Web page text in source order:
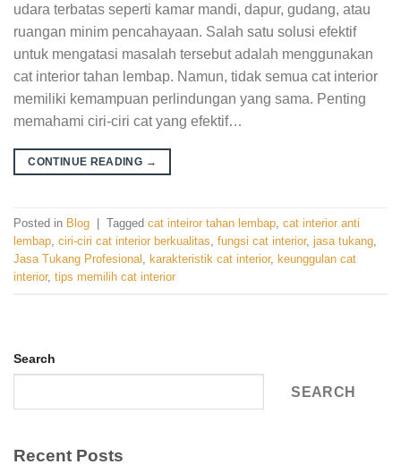
udara terbatas seperti kamar mandi, dapur, gudang, atau
ruangan minim pencahayaan. Salah satu solusi efektif
untuk mengatasi masalah tersebut adalah menggunakan
cat interior tahan lembap. Namun, tidak semua cat interior
memiliki kemampuan perlindungan yang sama. Penting
memahami ciri-ciri cat yang efektif…
CONTINUE READING →
Posted in Blog Tagged cat inteiror tahan lembap cat interior anti
lembap ciri-ciri cat interior berkualitas fungsi cat interior, jasa tukang
Jasa Tukang Profesional
karakteristik cat interior, keunggulan cat
interior, tips memilih cat interior
Search
SEARCH
Recent Posts